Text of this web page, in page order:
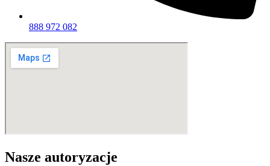
888 972 082
Nasze autoryzacje